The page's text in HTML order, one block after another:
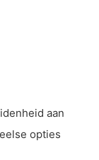
aan
opties